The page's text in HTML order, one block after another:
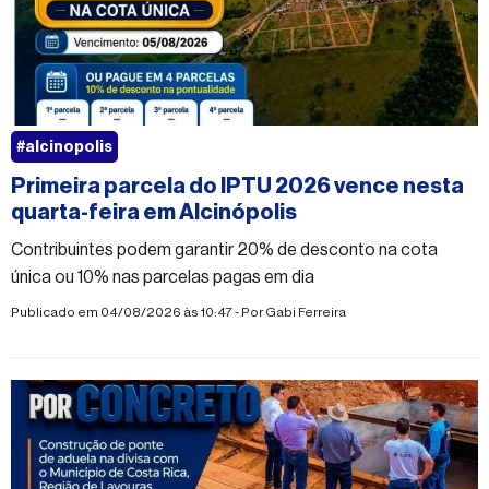
Primeira parcela do IPTU 2026 vence nesta
quarta-feira em Alcinópolis
Contribuintes podem garantir 20% de desconto na cota
única ou 10% nas parcelas pagas em dia
Publicado em 04/08/2026 às 10:47 - PorGabi Ferreira
#alcinopolis